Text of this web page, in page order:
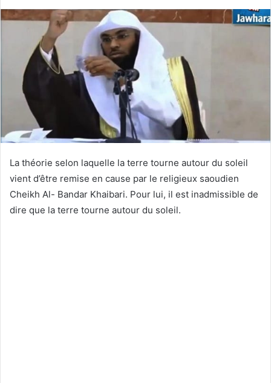
La théorie selon laquelle la terre tourne autour du soleil
vient d’être remise en cause par le religieux saoudien
Cheikh Al- Bandar Khaibari. Pour lui, il est inadmissible de
dire que la terre tourne autour du soleil.